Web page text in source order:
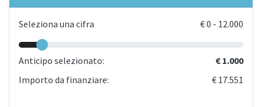
Seleziona una cifra €0 - 12.000
Anticipo selezionato:
€ 1.000
Importo da finanziare:
€ 17.551